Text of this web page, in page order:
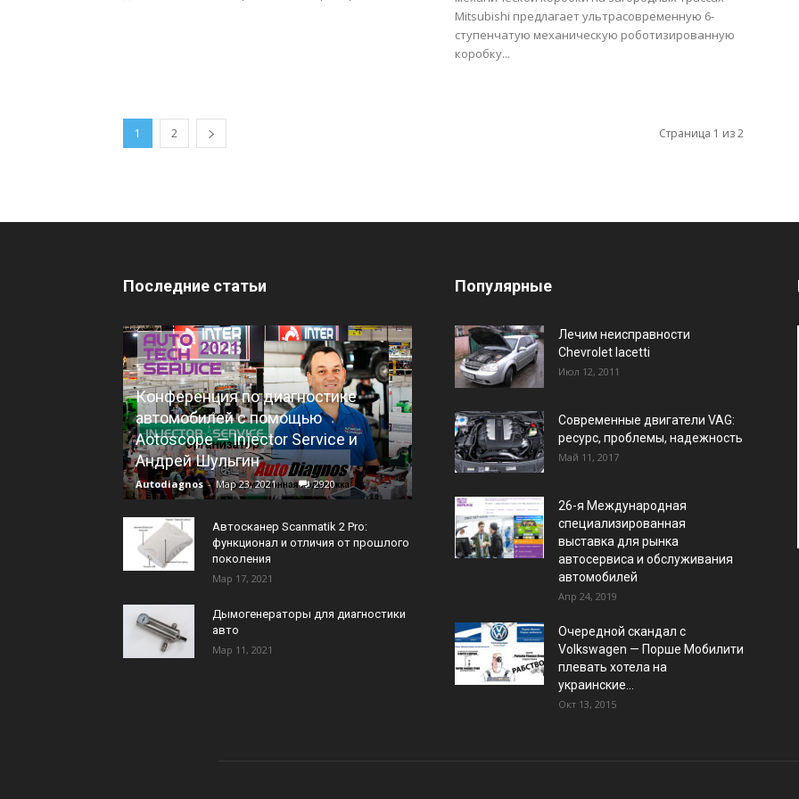
Mitsubishi предлагает ультрасовременную 6-
ступенчатую механическую роботизированную
коробку...
1 2 Страница 1 из 2
Последние статьи
Конференция по диагностике
автомобилей с помощью
Aotoscope — Injector Service и
Андрей Шульгин
Autodiagnos - Мар 23, 2021 2920
Автосканер Scanmatik 2 Pro:
функционал и отличия от прошлого
поколения
Мар 17, 2021
Дымогенераторы для диагностики
авто
Мар 11, 2021
Популярные
Лечим неисправности
Chevrolet lacetti
Июл 12, 2011
Современные двигатели VAG:
ресурс, проблемы, надежность
Май 11, 2017
26-я Международная
специализированная
выставка для рынка
автосервиса и обслуживания
автомобилей
Апр 24, 2019
Очередной скандал с
Volkswagen — Порше Мобилити
плевать хотела на
украинские...
Окт 13, 2015